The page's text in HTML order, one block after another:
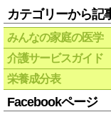
カテゴリーから記
みんなの家庭の医学
介護サービスガイド
栄養成分表
Facebookページ